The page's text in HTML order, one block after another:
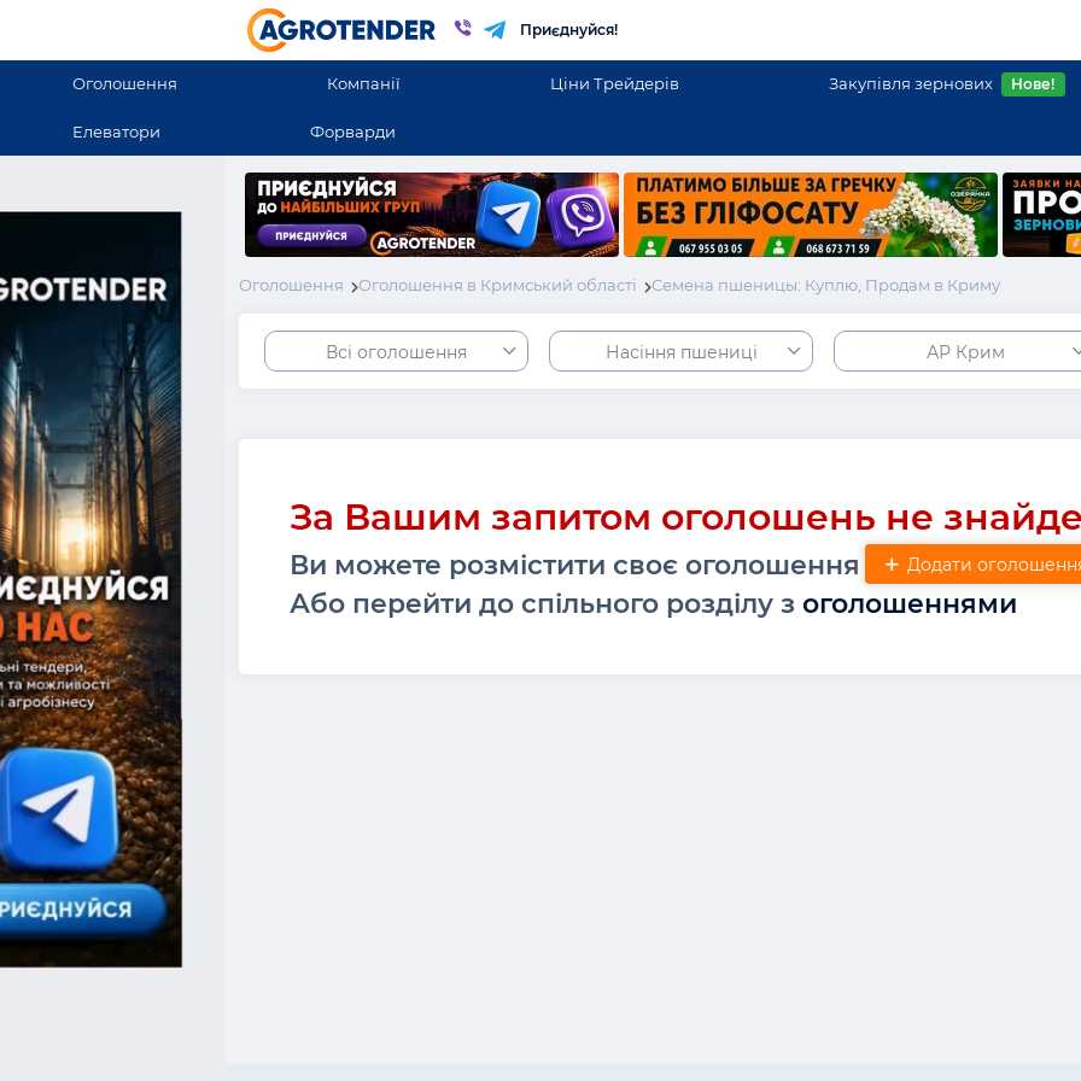
Приєднуйся!
Оголошення Компанії Ціни Трейдерів Закупівля зернових Нове!
Елеватори Форварди
Оголошення Оголошення в Кримський області Семена пшеницы: Куплю, Продам в Криму
Всі оголошення Насіння пшениці АР Крим
За Вашим запитом оголошень не
Ви можете розмістити своє оголошення Додати
Або перейти до спільного розділу з оголошеннями